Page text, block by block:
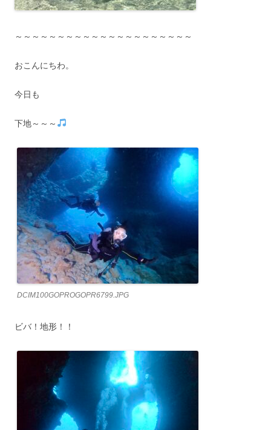
～～～～～～～～～～～～～～～～～～～～～
おこんにちわ。
今日も
下地～～～
DCIM100GOPROGOPR6799.JPG
ビバ！地形！！